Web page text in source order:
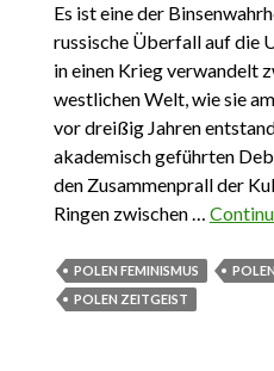
Es ist eine der
russische Überfall auf die
in einen Krieg verwandelt
westlichen Welt, wie sie
vor dreißig Jahren
akademisch geführten
den Zusammenprall der
Ringen zwischen …
POLEN FEMINISMUS
POLEN ZEITGEIST